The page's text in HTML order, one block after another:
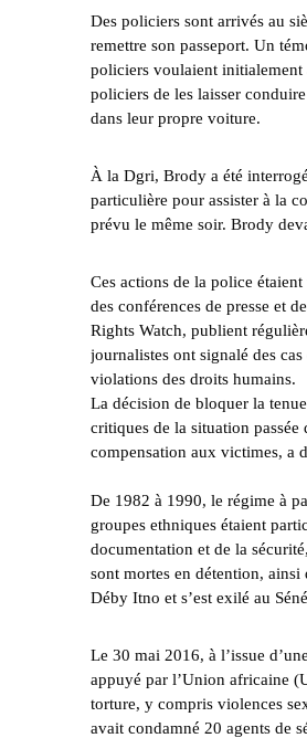
Des policiers sont arrivés au
remettre son passeport. Un
policiers voulaient initialement
policiers de les laisser
dans leur propre voiture.
À la Dgri, Brody a été
particulière pour assister à la
prévu le même soir. Brody
Ces actions de la police
des conférences de presse et
Rights Watch, publient
journalistes ont signalé des
violations des droits humains.
La décision de bloquer la
critiques de la situation passée
compensation aux victimes, a
De 1982 à 1990, le régime à
groupes ethniques étaient
documentation et de la
sont mortes en détention,
Déby Itno et s’est exilé au
Le 30 mai 2016, à l’issue
appuyé par l’Union africaine
torture, y compris violences
avait condamné 20 agents de